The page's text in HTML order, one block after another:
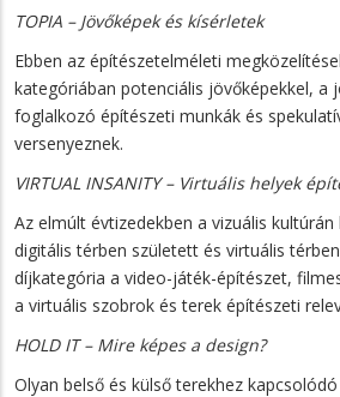
TOPIA – Jövőképek és kísérletek
Ebben az építészetelméleti
kategóriában potenciális jövőképekkel, a
foglalkozó építészeti munkák és
versenyeznek.
VIRTUAL INSANITY – Virtuális helyek
Az elmúlt évtizedekben a vizuális
digitális térben született és virtuális
díjkategória a video-játék-építészet,
a virtuális szobrok és terek építészeti
HOLD IT – Mire képes a design?
Olyan belső és külső terekhez